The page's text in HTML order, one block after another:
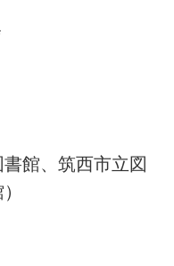
館、筑西市立図